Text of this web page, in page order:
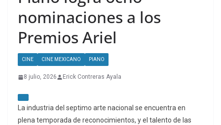
nominaciones a los
Premios Ariel
CINE CINE MEXICANO PIANO
8 julio, 2026 Erick Contreras Ayala
La industria del septimo arte nacional se encuentra en
plena temporada de reconocimientos, y el talento de las